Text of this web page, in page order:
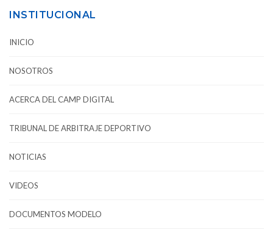
INSTITUCIONAL
INICIO
NOSOTROS
ACERCA DEL CAMP DIGITAL
TRIBUNAL DE ARBITRAJE DEPORTIVO
NOTICIAS
VIDEOS
DOCUMENTOS MODELO